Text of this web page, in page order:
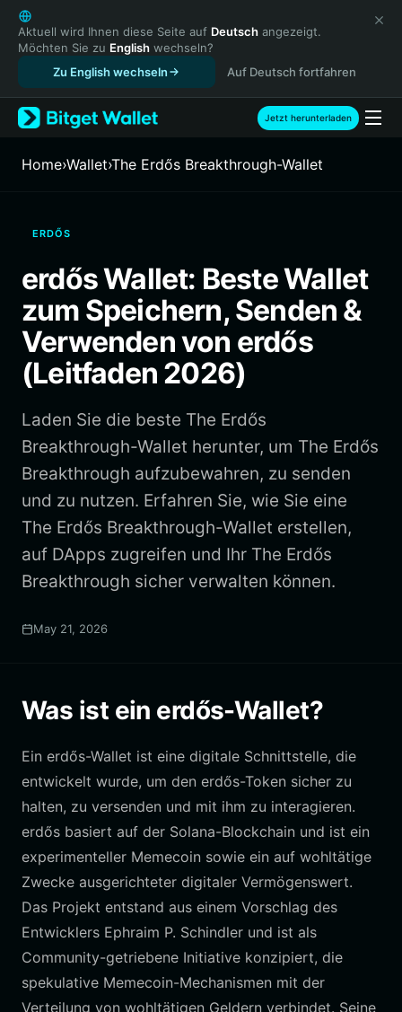
English
日本語
Tiếng Việt
Русский
Español (Latinoamérica)
Türkçe
Français
繁體中文
Bahasa Indonesia
ภาษาไทย
हिन्दी
Español
Português (Brasil)
Aktuell wird Ihnen diese Seite auf Deutsch angezeigt.
Möchten Sie zu English wechseln?
Zu English wechseln
Auf Deutsch fortfahren
Jetzt herunterladen
Home›Wallet›The Erdős Breakthrough-Wallet
ERDŐS
erdős Wallet: Beste Wallet
zum Speichern, Senden &
Verwenden von erdős
(Leitfaden 2026)
Laden Sie die beste The Erdős
Breakthrough-Wallet herunter, um The Erdős
Breakthrough aufzubewahren, zu senden
und zu nutzen. Erfahren Sie, wie Sie eine
The Erdős Breakthrough-Wallet erstellen,
auf DApps zugreifen und Ihr The Erdős
Breakthrough sicher verwalten können.
May 21, 2026
Was ist ein erdős-Wallet?
Ein erdős-Wallet ist eine digitale Schnittstelle, die
entwickelt wurde, um den erdős-Token sicher zu
halten, zu versenden und mit ihm zu interagieren.
erdős basiert auf der Solana-Blockchain und ist ein
experimenteller Memecoin sowie ein auf wohltätige
Zwecke ausgerichteter digitaler Vermögenswert.
Das Projekt entstand aus einem Vorschlag des
Entwicklers Ephraim P. Schindler und ist als
Community-getriebene Initiative konzipiert, die
spekulative Memecoin-Mechanismen mit der
Verteilung von wohltätigen Geldern verbindet. Seine